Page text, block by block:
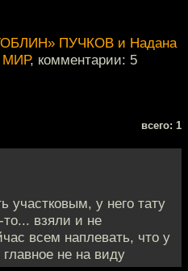
ПУЧКОВ и Надана
, комментарии: 5
всего: 1
участковым, у него тату
то... взяли и не
всем наплевать, что у
не на виду